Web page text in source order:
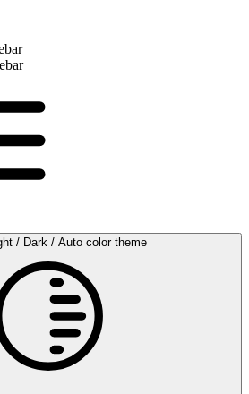
/ Dark / Auto color theme